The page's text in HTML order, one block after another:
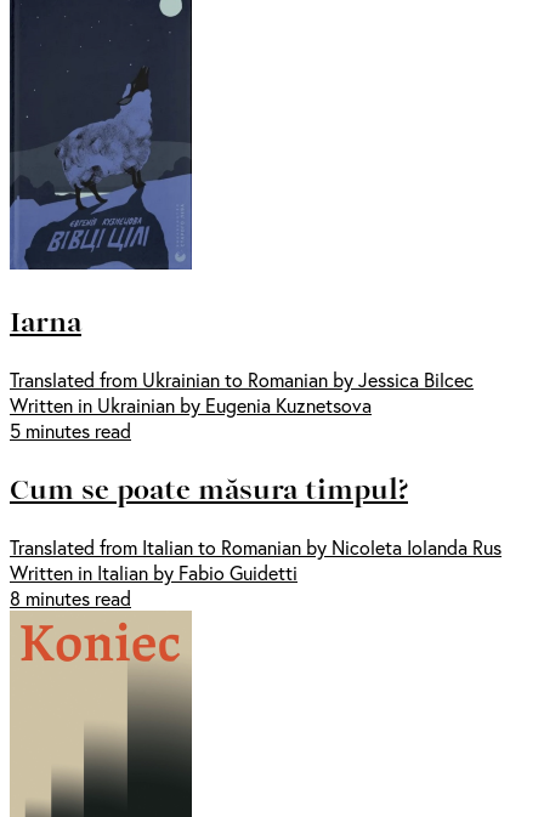
Iarna
Translated from Ukrainian to Romanian by Jessica Bilcec
Written in Ukrainian by Eugenia Kuznetsova
5 minutes read
Cum se poate măsura timpul?
Translated from Italian to Romanian by Nicoleta Iolanda Rus
Written in Italian by Fabio Guidetti
8 minutes read